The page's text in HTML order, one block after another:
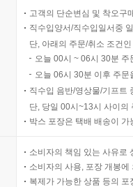
Web App)과 네이티브 앱
에 등록하기
고객의 단순변심 및 착오구
직수입양서/직수입일서중
단, 아래의 주문/취소 조건
오늘 00시 ~ 06시 30분
오늘 06시 30분 이후 주
직수입 음반/영상물/기프트
단, 당일 00시~13시 사이의
박스 포장은 택배 배송이
소비자의 책임 있는 사유로
소비자의 사용, 포장 개봉
복제가 가능한 상품 등의